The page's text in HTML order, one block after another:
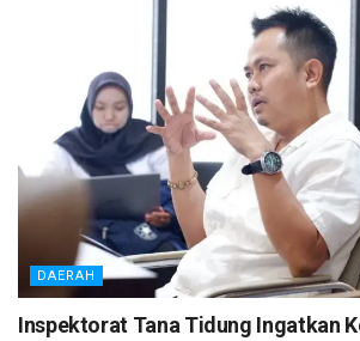
DAERAH
Inspektorat Tana Tidung Ingatkan